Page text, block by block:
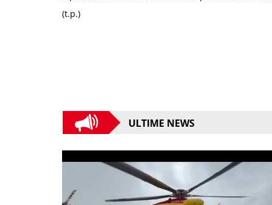
(t.p.)
ULTIME NEWS